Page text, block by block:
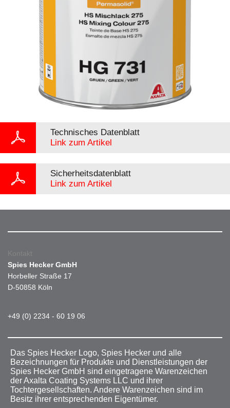
Technisches Datenblatt
Link zum Artikel
Sicherheitsdatenblatt
Link zum Artikel
Kontakt
Spies Hecker GmbH
Horbeller Straße 17
D-50858 Köln
+49 (0) 2234 - 60 19 06
Das Spies Hecker Logo, Spies Hecker und alle
Bezeichnungen für Produkte und Dienstleistungen der
Spies Hecker GmbH sind eingetragene Warenzeichen
der Axalta Coating Systems LLC und ihrer
Tochtergesellschaften. Andere Warenzeichen sind im
Besitz ihrer entsprechenden Eigentümer.